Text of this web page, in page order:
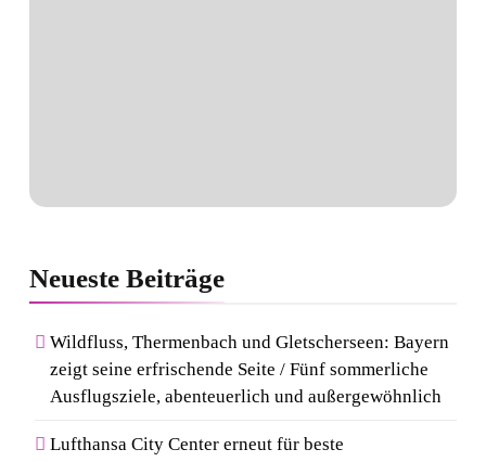
Neueste Beiträge
Wildfluss, Thermenbach und Gletscherseen: Bayern
zeigt seine erfrischende Seite / Fünf sommerliche
Ausflugsziele, abenteuerlich und außergewöhnlich
Lufthansa City Center erneut für beste